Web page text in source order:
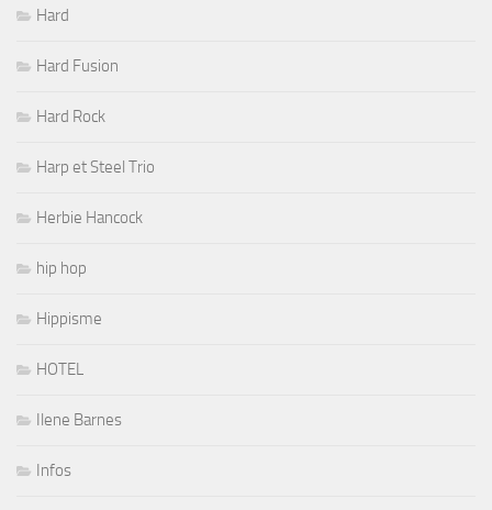
Hard
Hard Fusion
Hard Rock
Harp et Steel Trio
Herbie Hancock
hip hop
Hippisme
HOTEL
Ilene Barnes
Infos